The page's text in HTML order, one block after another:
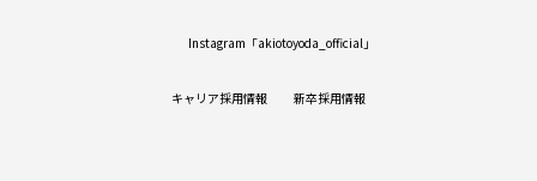
Instagram「akiotoyoda_official」
キャリア採用情報 新卒採用情報